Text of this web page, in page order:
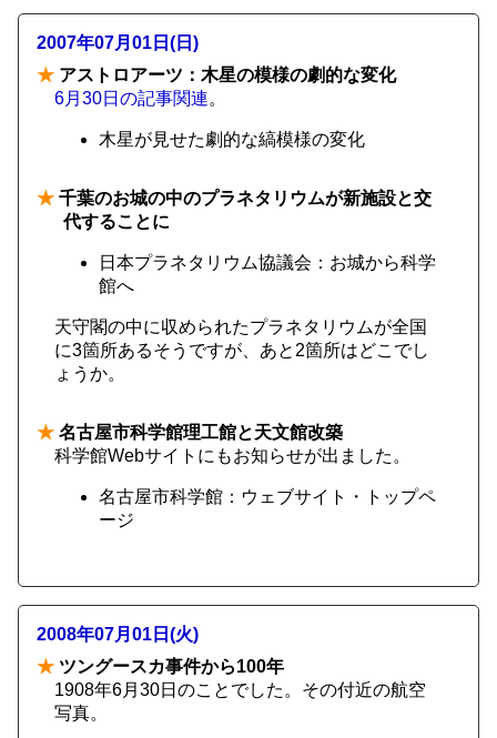
2007年07月01日(日)
★ アストロアーツ：木星の模様の劇的な変化
6月30日の記事関連。
木星が見せた劇的な縞模様の変化
★ 千葉のお城の中のプラネタリウムが新施設と交
代することに
日本プラネタリウム協議会：お城から科学
館へ
天守閣の中に収められたプラネタリウムが全国
に3箇所あるそうですが、あと2箇所はどこでし
ょうか。
★ 名古屋市科学館理工館と天文館改築
科学館Webサイトにもお知らせが出ました。
名古屋市科学館：ウェブサイト・トップペ
ージ
2008年07月01日(火)
★ ツングースカ事件から100年
1908年6月30日のことでした。その付近の航空
写真。